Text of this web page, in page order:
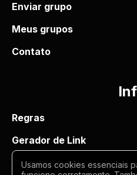
Enviar grupo
Meus grupos
Contato
Regras
Gerador de Link
Termos de uso
Usamos cookies essenciais